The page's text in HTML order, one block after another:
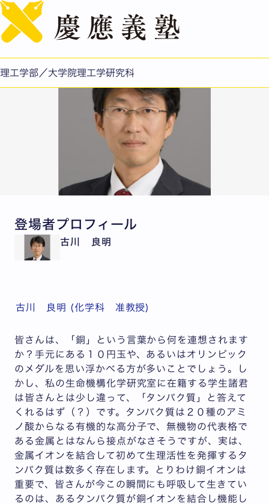
理工学部／大学院理工学研究科
タンパク質と銅イオン：その密接な関係を解き明かす
登場者プロフィール
古川 良明
古川 良明 (化学科 准教授)
皆さんは、「銅」という言葉から何を連想されます
か？手元にある１０円玉や、あるいはオリンピック
のメダルを思い浮かべる方が多いことでしょう。し
かし、私の生命機構化学研究室に在籍する学生諸君
は皆さんとは少し違って、「タンパク質」と答えて
くれるはず（？）です。タンパク質は２０種のアミ
ノ酸からなる有機的な高分子で、無機物の代表格で
ある金属とはなんら接点がなさそうですが、実は、
金属イオンを結合して初めて生理活性を発揮するタ
ンパク質は数多く存在します。とりわけ銅イオンは
重要で、皆さんが今この瞬間にも呼吸して生きてい
るのは、あるタンパク質が銅イオンを結合し機能し